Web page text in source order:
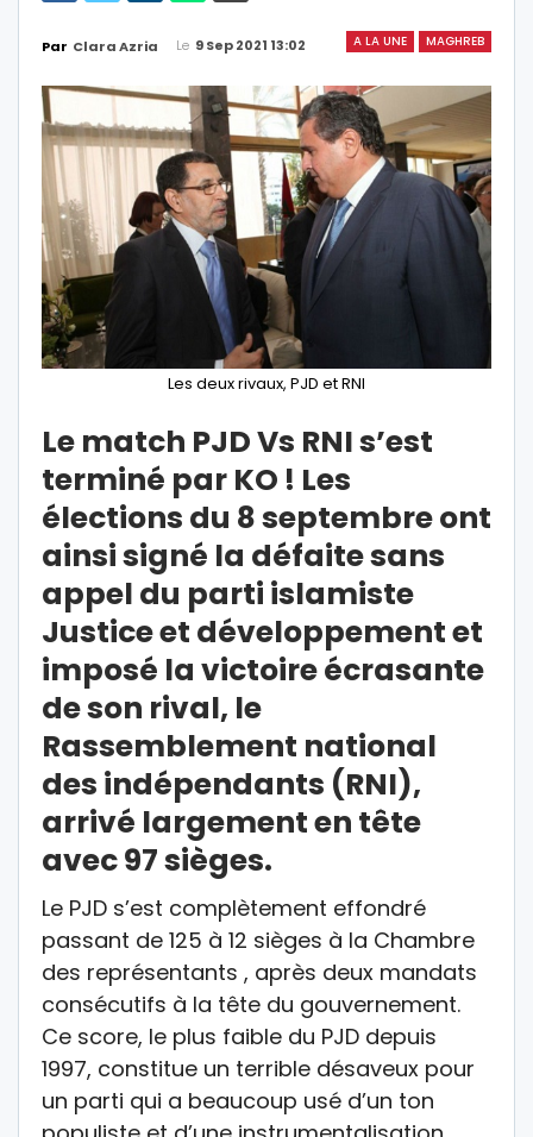
A LA UNE MAGHREB
Par Clara Azria Le 9 Sep 2021 13:02
Les deux rivaux, PJD et RNI
Le match PJD Vs RNI s’est
terminé par KO ! Les
élections du 8 septembre ont
ainsi signé la défaite sans
appel du parti islamiste
Justice et développement et
imposé la victoire écrasante
de son rival, le
Rassemblement national
des indépendants (RNI),
arrivé largement en tête
avec 97 sièges.
Le PJD s’est complètement effondré
passant de 125 à 12 sièges à la Chambre
des représentants , après deux mandats
consécutifs à la tête du gouvernement.
Ce score, le plus faible du PJD depuis
1997, constitue un terrible désaveux pour
un parti qui a beaucoup usé d’un ton